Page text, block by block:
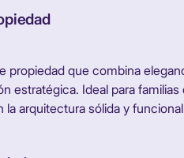
Alquiler
propiedad que combina
estratégica. Ideal para
la arquitectura sólida y